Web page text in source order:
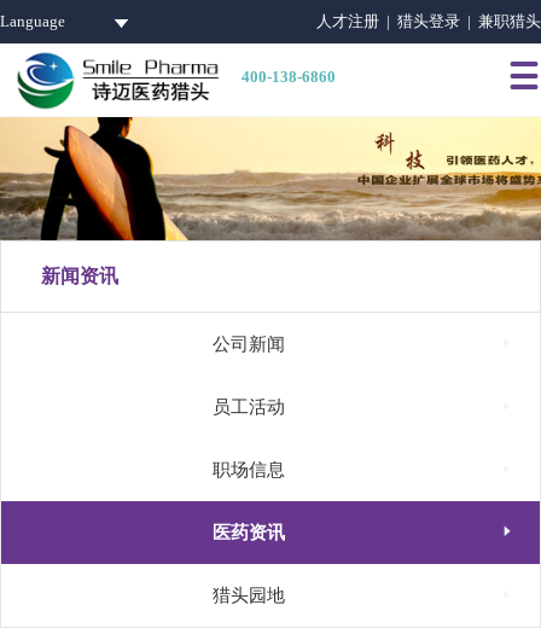
Language 人才注册 | 猎头登录 | 兼职猎头
400-138-6860 
新闻资讯
公司新闻
员工活动
职场信息
医药资讯 
猎头园地